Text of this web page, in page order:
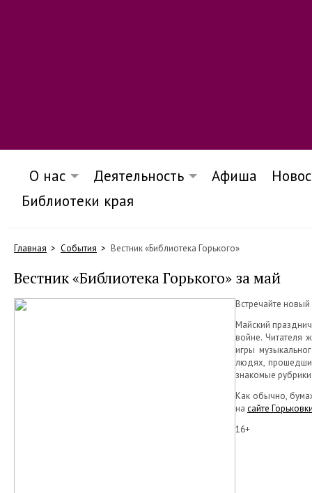
О нас Деятельность Афиша
Библиотеки края
Главная События Вестник «Библиотека Горького»
Вестник «Библиотека Горького» за май
Встречайте
Майский
войне. Читателя
игры
людях,
знакомые
Как обычно,
на сайте
16+